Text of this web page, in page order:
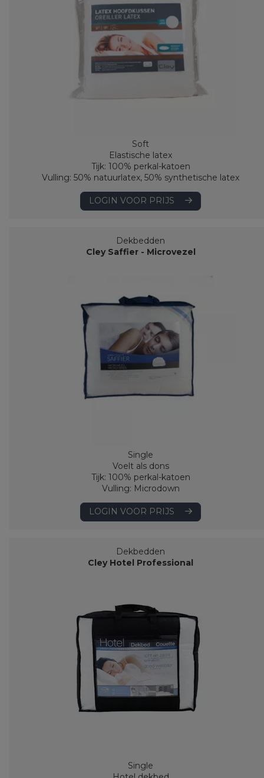
Soft
Elastische latex
Tijk: 100% perkal-katoen
Vulling: 50% natuurlatex, 50% synthetische latex
LOGIN VOOR PRIJS
Dekbedden
Cley Saffier - Microvezel
Single
Voelt als dons
Tijk: 100% perkal-katoen
Vulling: Microdown
LOGIN VOOR PRIJS
Dekbedden
Cley Hotel Professional
Single